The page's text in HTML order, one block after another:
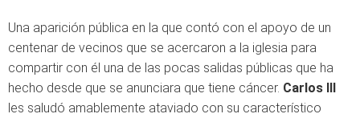
Una aparición pública en la que contó con el apoyo de un
centenar de vecinos que se acercaron a la iglesia para
compartir con él una de las pocas salidas públicas que ha
hecho desde que se anunciara que tiene cáncer. Carlos III
les saludó amablemente ataviado con su característico